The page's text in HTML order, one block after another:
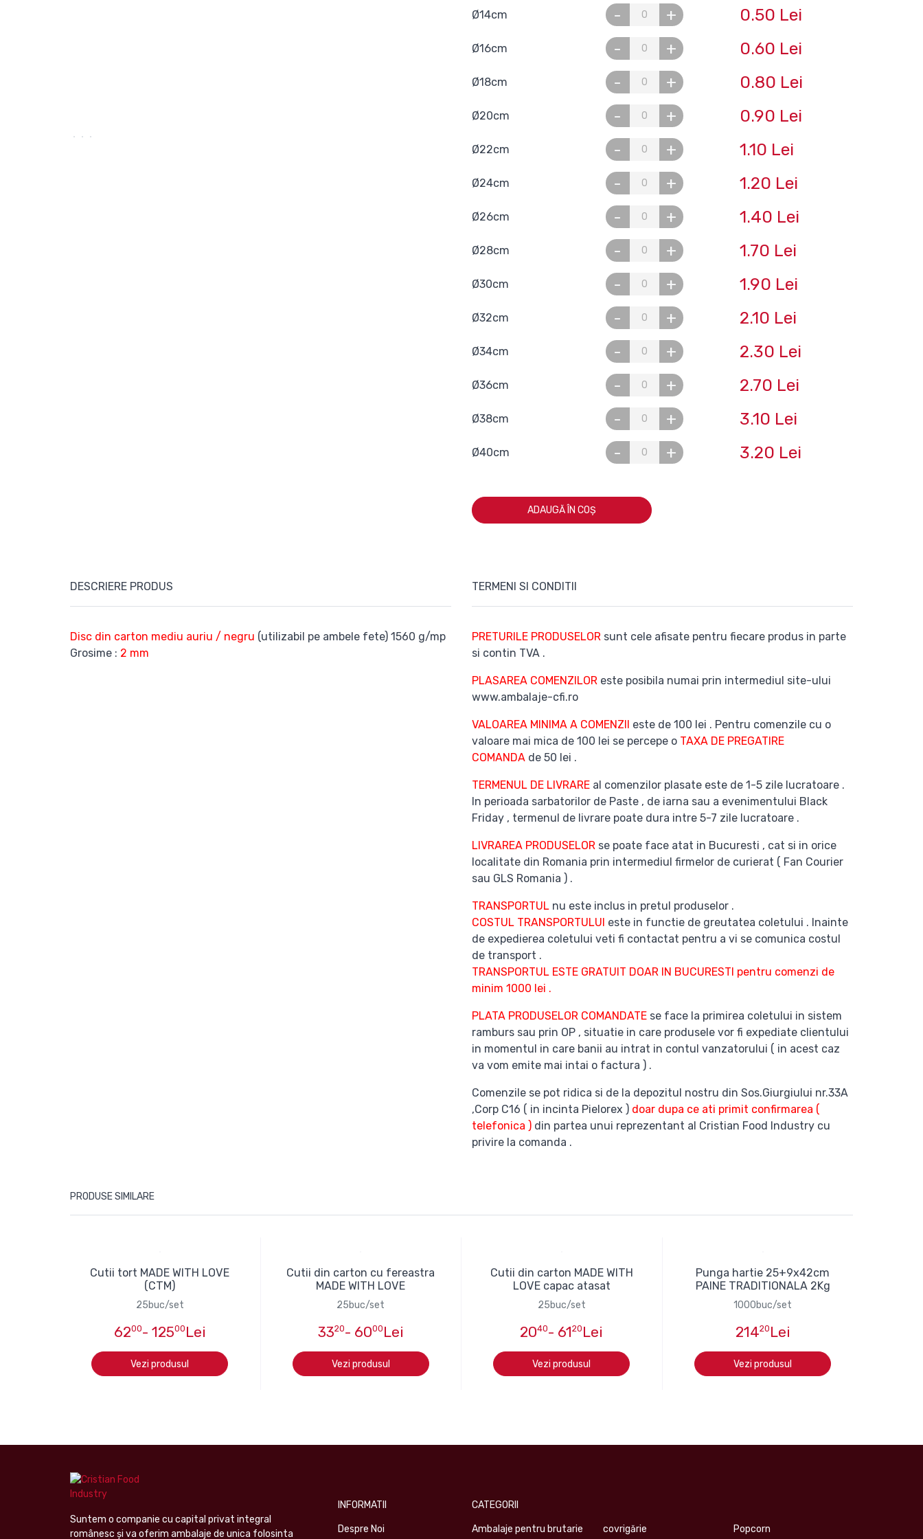
Ø14cm - + 0.50 Lei
Ø16cm - + 0.60 Lei
Ø18cm - + 0.80 Lei
Ø20cm - + 0.90 Lei
Ø22cm - + 1.10 Lei
Ø24cm - + 1.20 Lei
Ø26cm - + 1.40 Lei
Ø28cm - + 1.70 Lei
Ø30cm - + 1.90 Lei
Ø32cm - + 2.10 Lei
Ø34cm - + 2.30 Lei
Ø36cm - + 2.70 Lei
Ø38cm - + 3.10 Lei
Ø40cm - + 3.20 Lei
ADAUGĂ ÎN COȘ
DESCRIERE PRODUS
Disc din carton mediu auriu / negru (utilizabil pe ambele fete) 1560 g/mp
Grosime : 2 mm
TERMENI SI CONDITII
PRETURILE PRODUSELOR sunt cele afisate pentru fiecare produs in parte
si contin TVA .
PLASAREA COMENZILOR este posibila numai prin intermediul site-ului
www.ambalaje-cfi.ro
VALOAREA MINIMA A COMENZII este de 100 lei . Pentru comenzile cu o
valoare mai mica de 100 lei se percepe o TAXA DE PREGATIRE
COMANDA de 50 lei .
TERMENUL DE LIVRARE al comenzilor plasate este de 1-5 zile lucratoare .
In perioada sarbatorilor de Paste , de iarna sau a evenimentului Black
Friday , termenul de livrare poate dura intre 5-7 zile lucratoare .
LIVRAREA PRODUSELOR se poate face atat in Bucuresti , cat si in orice
localitate din Romania prin intermediul firmelor de curierat ( Fan Courier
sau GLS Romania ) .
TRANSPORTUL nu este inclus in pretul produselor .
COSTUL TRANSPORTULUI este in functie de greutatea coletului . Inainte
de expedierea coletului veti fi contactat pentru a vi se comunica costul
de transport .
TRANSPORTUL ESTE GRATUIT DOAR IN BUCURESTI pentru comenzi de
minim 1000 lei .
PLATA PRODUSELOR COMANDATE se face la primirea coletului in sistem
ramburs sau prin OP , situatie in care produsele vor fi expediate clientului
in momentul in care banii au intrat in contul vanzatorului ( in acest caz
va vom emite mai intai o factura ) .
Comenzile se pot ridica si de la depozitul nostru din Sos.Giurgiului nr.33A
,Corp C16 ( in incinta Pielorex ) doar dupa ce ati primit confirmarea (
telefonica ) din partea unui reprezentant al Cristian Food Industry cu
privire la comanda .
PRODUSE SIMILARE
Cutii tort MADE WITH LOVE
(CTM)
25buc/set
6200- 12500 Lei
Vezi produsul
Cutii din carton cu fereastra
MADE WITH LOVE
25buc/set
3320- 6000 Lei
Vezi produsul
Cutii din carton MADE WITH
LOVE capac atasat
25buc/set
2040- 6120 Lei
Vezi produsul
Punga hartie 25+9x42cm
PAINE TRADITIONALA 2Kg
1000buc/set
21420 Lei
Vezi produsul
Suntem o companie cu capital privat integral
românesc şi va oferim ambalaje de unica folosinta
INFORMATII
Despre Noi
CATEGORII
Ambalaje pentru brutarie covrigărie Popcorn